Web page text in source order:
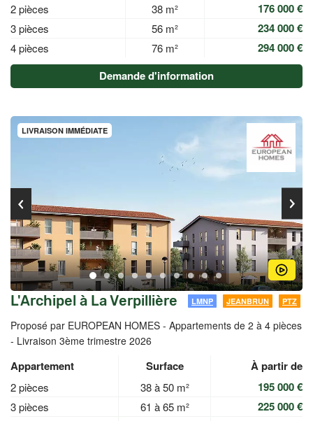
2 pièces 38 m² 176 000 €
3 pièces 56 m² 234 000 €
4 pièces 76 m²
294 000 €
Demande d'information
LIVRAISON IMMÉDIATE
L'Archipel à La Verpillière LMNP JEANBRUN PTZ
Proposé par EUROPEAN HOMES - Appartements de 2 à 4 pièces
- Livraison 3ème trimestre 2026
Appartement Surface À partir de
2 pièces 38 à 50 m² 195 000 €
3 pièces 61 à 65 m² 225 000 €